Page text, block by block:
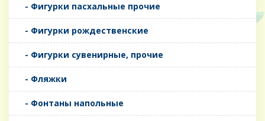
- Фигурки пасхальные прочие
- Фигурки рождественские
- Фигурки сувенирные, прочие
- Фляжки
- Фонтаны напольные